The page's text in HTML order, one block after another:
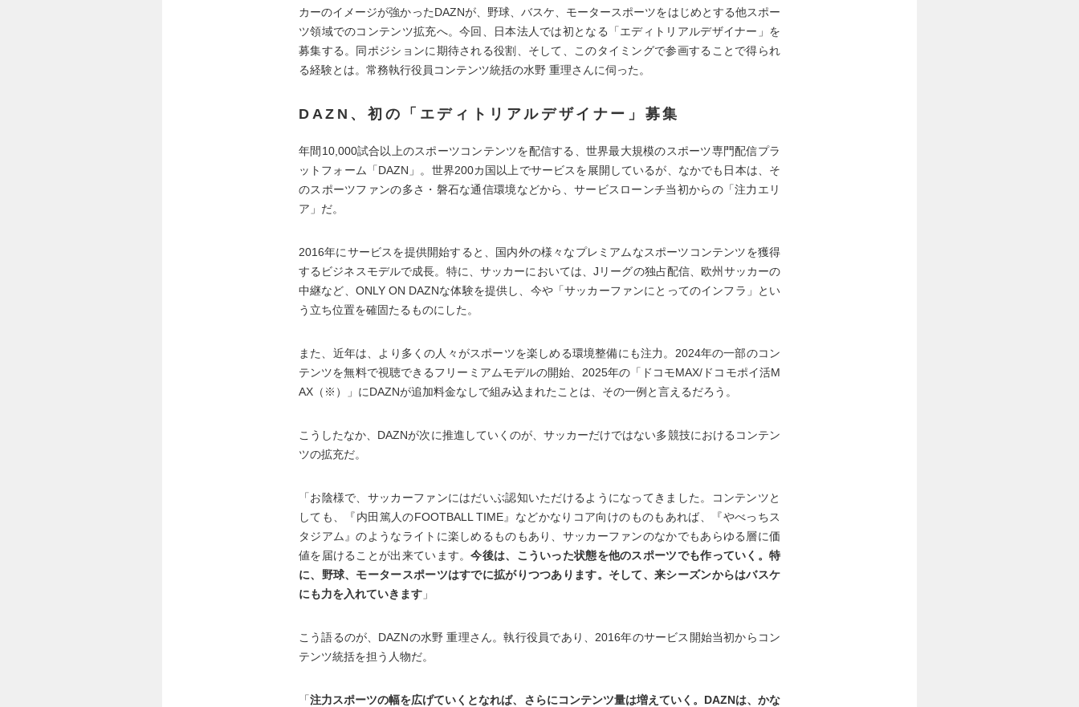
カーのイメージが強かったDAZNが、野球、バスケ、モータースポーツをはじめとする他スポー
ツ領域でのコンテンツ拡充へ。今回、日本法人では初となる「エディトリアルデザイナー」を
募集する。同ポジションに期待される役割、そして、このタイミングで参画することで得られ
る経験とは。常務執行役員コンテンツ統括の水野 重理さんに伺った。
DAZN、初の「エディトリアルデザイナー」募集
年間10,000試合以上のスポーツコンテンツを配信する、世界最大規模のスポーツ専門配信プラ
ットフォーム「DAZN」。世界200カ国以上でサービスを展開しているが、なかでも日本は、そ
のスポーツファンの多さ・磐石な通信環境などから、サービスローンチ当初からの「注力エリ
ア」だ。
2016年にサービスを提供開始すると、国内外の様々なプレミアムなスポーツコンテンツを獲得
するビジネスモデルで成長。特に、サッカーにおいては、Jリーグの独占配信、欧州サッカーの
中継など、ONLY ON DAZNな体験を提供し、今や「サッカーファンにとってのインフラ」とい
う立ち位置を確固たるものにした。
また、近年は、より多くの人々がスポーツを楽しめる環境整備にも注力。2024年の一部のコン
テンツを無料で視聴できるフリーミアムモデルの開始、2025年の「ドコモMAX/ドコモポイ活M
AX（※）」にDAZNが追加料金なしで組み込まれたことは、その一例と言えるだろう。
こうしたなか、DAZNが次に推進していくのが、サッカーだけではない多競技におけるコンテン
ツの拡充だ。
「お陰様で、サッカーファンにはだいぶ認知いただけるようになってきました。コンテンツと
しても、『内田篤人のFOOTBALL TIME』などかなりコア向けのものもあれば、『やべっちス
タジアム』のようなライトに楽しめるものもあり、サッカーファンのなかでもあらゆる層に価
値を届けることが出来ています。今後は、こういった状態を他のスポーツでも作っていく。特
に、野球、モータースポーツはすでに拡がりつつあります。そして、来シーズンからはバスケ
にも力を入れていきます 」
こう語るのが、DAZNの水野 重理さん。執行役員であり、2016年のサービス開始当初からコン
テンツ統括を担う人物だ。
「注力スポーツの幅を広げていくとなれば、さらにコンテンツ量は増えていく。DAZNは、かな